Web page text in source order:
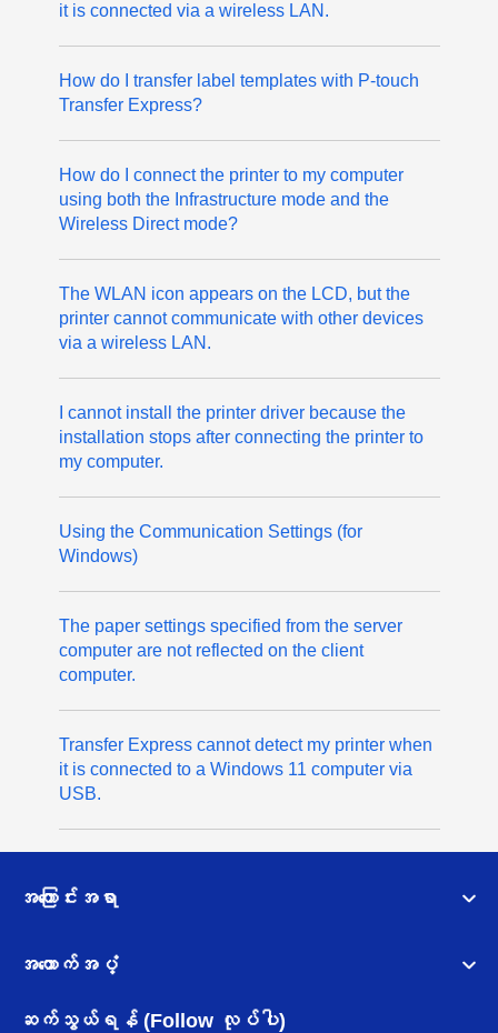
it is connected via a wireless LAN.
How do I transfer label templates with P-touch
Transfer Express?
How do I connect the printer to my computer
using both the Infrastructure mode and the
Wireless Direct mode?
The WLAN icon appears on the LCD, but the
printer cannot communicate with other devices
via a wireless LAN.
I cannot install the printer driver because the
installation stops after connecting the printer to
my computer.
Using the Communication Settings (for
Windows)
The paper settings specified from the server
computer are not reflected on the client
computer.
Transfer Express cannot detect my printer when
it is connected to a Windows 11 computer via
USB.
အကြောင်းအရာ
အထောက်အပံ့
ဆက်သွယ်ရန် (Follow လုပ်ပါ)